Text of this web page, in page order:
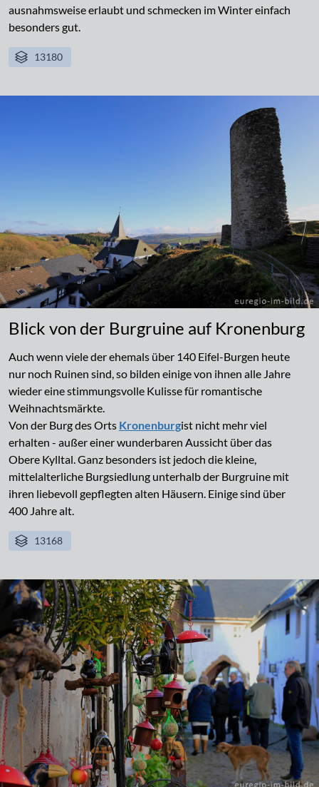
ausnahmsweise erlaubt und schmecken im Winter einfach
besonders gut.
13180
Blick von der Burgruine auf Kronenburg
Auch wenn viele der ehemals über 140 Eifel-Burgen heute
nur noch Ruinen sind, so bilden einige von ihnen alle Jahre
wieder eine stimmungsvolle Kulisse für romantische
Weihnachtsmärkte.
Von der Burg des Orts Kronenburgist nicht mehr viel
erhalten - außer einer wunderbaren Aussicht über das
Obere Kylltal. Ganz besonders ist jedoch die kleine,
mittelalterliche Burgsiedlung unterhalb der Burgruine mit
ihren liebevoll gepflegten alten Häusern. Einige sind über
400 Jahre alt.
13168